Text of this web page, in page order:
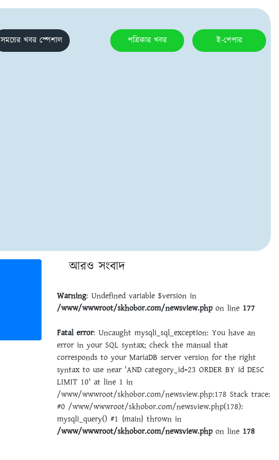
সময়ের খবর স্পেশাল পত্রিকার খবর ই-পেপার
আরও সংবাদ
Warning: Undefined variable $version in
/www/wwwroot/skhobor.com/newsview.phpon line 177
Fatal error: Uncaught mysqli_sql_exception: You have an
error in your SQL syntax; check the manual that
corresponds to your MariaDB server version for the right
syntax to use near 'AND category_id=23 ORDER BY id DESC
LIMIT 10' at line 1 in
/www/wwwroot/skhobor.com/newsview.php:178 Stack trace:
#0 /www/wwwroot/skhobor.com/newsview.php(178):
mysqli_query() #1 {main} thrown in
/www/wwwroot/skhobor.com/newsview.phpon line 178